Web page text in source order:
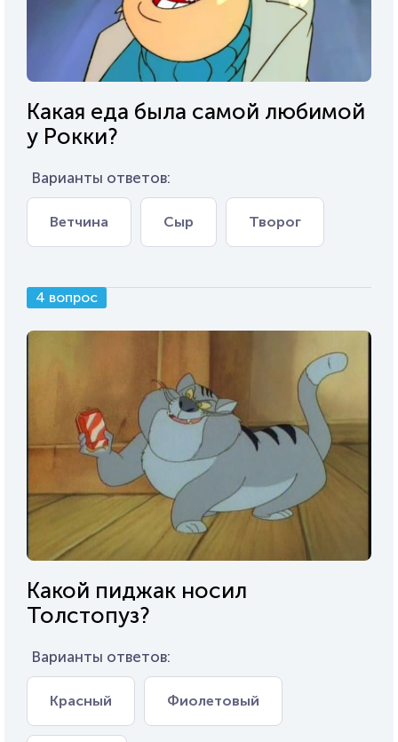
Какая еда была самой любимой
у Рокки?
Варианты ответов:
Ветчина Сыр Творог
4 вопрос
Какой пиджак носил
Толстопуз?
Варианты ответов:
Красный Фиолетовый